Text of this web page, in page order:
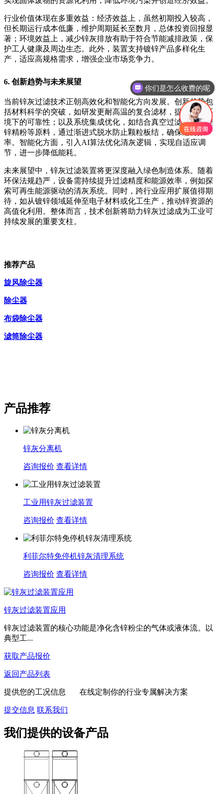
行业价值体现在多重效益：经济效益上，虽然初期投入较高，
但长期运行成本低廉，维护周期延长至数月，总体投资回报显
著；环境效益上，减少锌灰排放有助于符合节能减排政策，保
护工人健康及周边生态。此外，装置支持镀锌产品多样化生
产，适应高规格需求，增强企业市场竞争力。
6. 创新趋势与未来展望
当前锌灰过滤技术正朝高效化和智能化方向发展。创新趋势包
括材料科学的突破，如研发更耐高温的复合滤材，提升极端环
境下的可靠性；以及系统集成优化，如结合真空过滤技术处理
锌精粉等原料，通过渐进式脱水防止颗粒板结，确保过滤效
率。智能化方面，引入AI算法优化清灰逻辑，实现自适应调
节，进一步降低能耗。
未来展望中，锌灰过滤装置将更深度融入绿色制造体系。随着
环保法规趋严，设备需持续提升过滤精度和能源效率，例如探
索可再生能源驱动的清灰系统。同时，跨行业应用扩展值得期
待，如从镀锌领域延伸至电子材料或化工生产，推动锌资源的
高值化利用。整体而言，技术创新将助力锌灰过滤成为工业可
持续发展的重要支柱。
推荐产品
旋风除尘器
除尘器
布袋除尘器
滤筒除尘器
产品推荐
锌灰分离机
咨询报价 查看详情
工业用锌灰过滤装置
咨询报价 查看详情
利菲尔特免停机锌灰清理系统
咨询报价 查看详情
锌灰过滤装置应用
锌灰过滤装置的核心功能是净化含锌粉尘的气体或液体流。以
典型工...
获取产品报价
返回产品列表
提供您的工况信息 在线定制你的行业专属解决方案
提交信息 联系我们
我们提供的设备产品
你们是怎么收费的呢